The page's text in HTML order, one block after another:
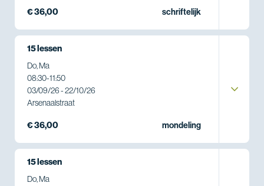
€ 36,00 schriftelijk
15 lessen
Do, Ma
08:30-11:50
03/09/26 - 22/10/26
Arsenaalstraat
€ 36,00 mondeling
15 lessen
Do, Ma